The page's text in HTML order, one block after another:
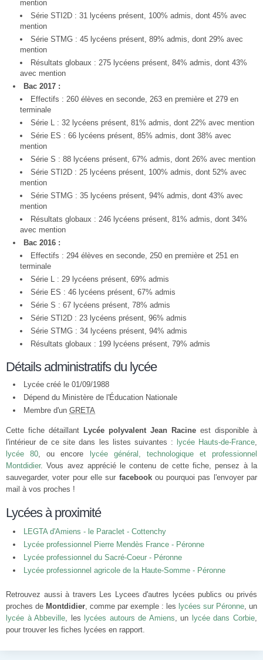
mention
Série STI2D : 31 lycéens présent, 100% admis, dont 45% avec
mention
Série STMG : 45 lycéens présent, 89% admis, dont 29% avec
mention
Résultats globaux : 275 lycéens présent, 84% admis, dont 43%
avec mention
Bac 2017 :
Effectifs : 260 élèves en seconde, 263 en première et 279 en
terminale
Série L : 32 lycéens présent, 81% admis, dont 22% avec mention
Série ES : 66 lycéens présent, 85% admis, dont 38% avec
mention
Série S : 88 lycéens présent, 67% admis, dont 26% avec mention
Série STI2D : 25 lycéens présent, 100% admis, dont 52% avec
mention
Série STMG : 35 lycéens présent, 94% admis, dont 43% avec
mention
Résultats globaux : 246 lycéens présent, 81% admis, dont 34%
avec mention
Bac 2016 :
Effectifs : 294 élèves en seconde, 250 en première et 251 en
terminale
Série L : 29 lycéens présent, 69% admis
Série ES : 46 lycéens présent, 67% admis
Série S : 67 lycéens présent, 78% admis
Série STI2D : 23 lycéens présent, 96% admis
Série STMG : 34 lycéens présent, 94% admis
Résultats globaux : 199 lycéens présent, 79% admis
Détails administratifs du lycée
Lycée créé le 01/09/1988
Dépend du Ministère de l'Éducation Nationale
Membre d'un GRETA
Cette fiche détaillant Lycée polyvalent Jean Racine est disponible à
l'intérieur de ce site dans les listes suivantes :
lycée Hauts-de-France,
lycée 80, ou encore
lycée général, technologique et professionnel
Montdidier. Vous avez apprécié le contenu de cette fiche, pensez à la
sauvegarder, voter pour elle sur facebookou pourquoi pas l'envoyer par
mail à vos proches !
Lycées à proximité
LEGTA d'Amiens - le Paraclet - Cottenchy
Lycée professionnel Pierre Mendès France - Péronne
Lycée professionnel du Sacré-Coeur - Péronne
Lycée professionnel agricole de la Haute-Somme - Péronne
Retrouvez aussi à travers Les Lycees d'autres lycées publics ou privés
proches de Montdidier, comme par exemple : les lycées sur Péronne, un
lycée à Abbeville, les lycées autours de Amiens, un lycée dans Corbie,
pour trouver les fiches lycées en rapport.